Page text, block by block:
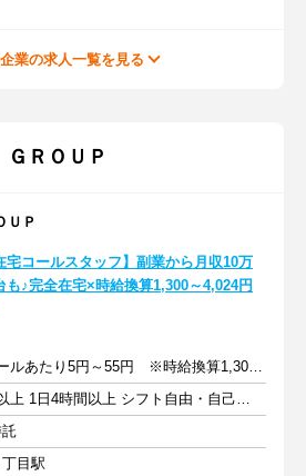
業の求人一覧を見る
ＲＯＵＰ
ＵＰ
宅コールスタッフ】副業から月収10万
も♪完全在宅×時給換算1,300～4,024円
1件コールあたり5円～55円 ※時給換算1,300円～4,000円
週1日以上 1日4時間以上 シフト自由・自己申告
目駅